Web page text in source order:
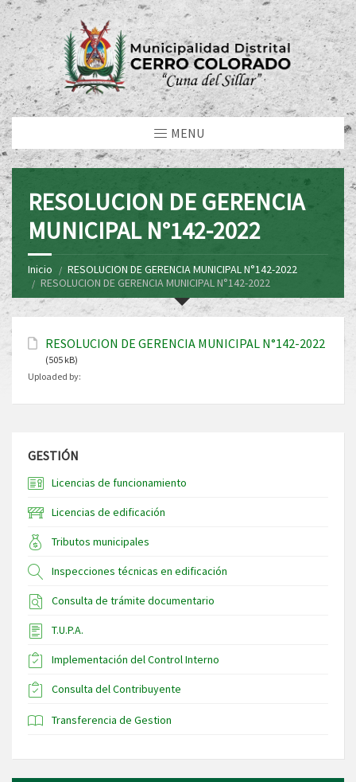
MENU
RESOLUCION DE GERENCIA
MUNICIPAL N°142-2022
Inicio
RESOLUCION DE GERENCIA MUNICIPAL N°142-2022
RESOLUCION DE GERENCIA MUNICIPAL N°142-2022
RESOLUCION DE GERENCIA MUNICIPAL N°142-2022
(505 kB)
Uploaded by:
GESTIÓN
Licencias de funcionamiento
Licencias de edificación
Tributos municipales
Inspecciones técnicas en edificación
Consulta de trámite documentario
T.U.P.A.
Implementación del Control Interno
Consulta del Contribuyente
Transferencia de Gestion